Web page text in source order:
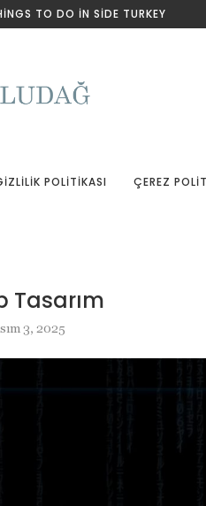
TO DO IN SIDE TURKEY
POLITIKASI ÇEREZ
Tasarım
3, 2025